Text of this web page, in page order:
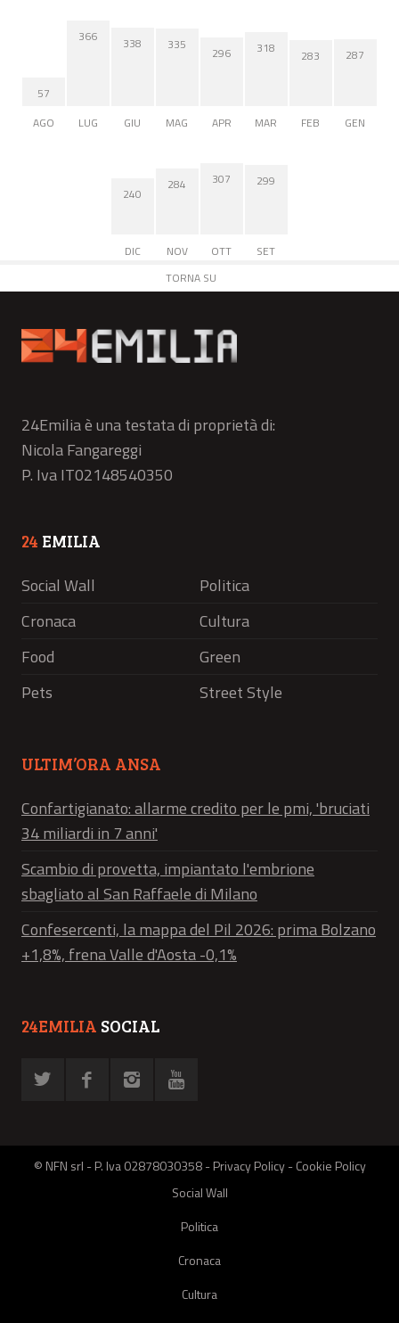
57
AGO
366
LUG
338
GIU
335
MAG
296
APR
318
MAR
283
FEB
287
GEN
240
DIC
284
NOV
307
OTT
299
SET
TORNA SU
24Emilia è una testata di proprietà di:
Nicola Fangareggi
P. Iva IT02148540350
24 EMILIA
Social Wall
Politica
Cronaca
Cultura
Food
Green
Pets
Street Style
ULTIM’ORA ANSA
Confartigianato: allarme credito per le pmi, 'bruciati
34 miliardi in 7 anni'
Scambio di provetta, impiantato l'embrione
sbagliato al San Raffaele di Milano
Confesercenti, la mappa del Pil 2026: prima Bolzano
+1,8%, frena Valle d'Aosta -0,1%
24EMILIA SOCIAL
© NFN srl - P. Iva 02878030358 -Privacy Policy-Cookie Policy
Social Wall
Politica
Cronaca
Cultura